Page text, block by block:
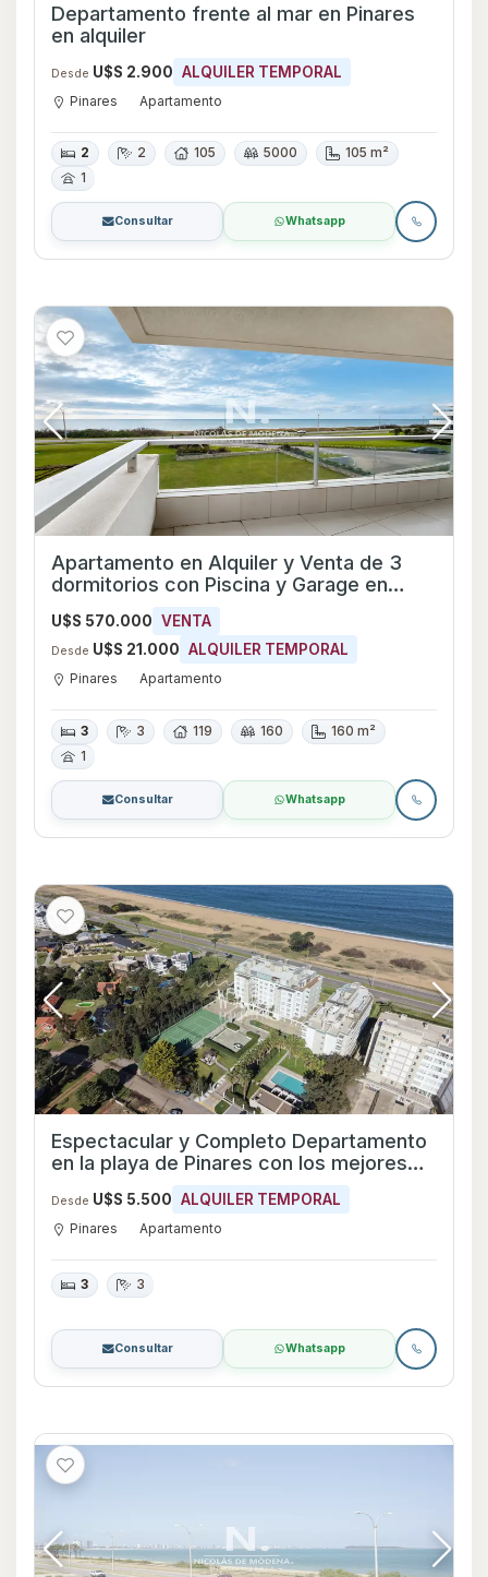
Departamento frente al mar en Pinares
en alquiler
Desde U$S 2.900 ALQUILER TEMPORAL
Pinares Apartamento
2 2 105 5000
105 m²
1
Consultar Whatsapp
Apartamento en Alquiler y Venta de 3
dormitorios con Piscina y Garage en
Pinares, Maldonado
U$S 570.000 VENTA
Desde U$S 21.000 ALQUILER TEMPORAL
Pinares Apartamento
3 3 119 160
160 m²
1
Consultar Whatsapp
Espectacular y Completo Departamento
en la playa de Pinares con los mejores
atardeceres y excelentes amenities
Desde U$S 5.500 ALQUILER TEMPORAL
Pinares Apartamento
3 3
Consultar Whatsapp